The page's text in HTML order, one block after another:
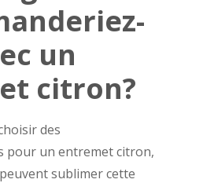
un
citron?
des
pour un entremet citron,
sublimer cette